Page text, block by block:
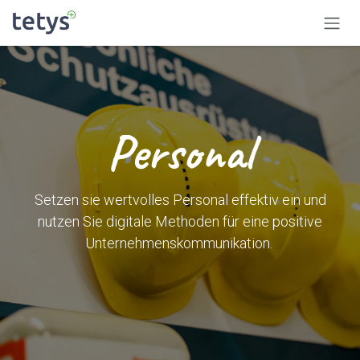
Zum Inhalt springen
Personal
Setzen sie wertvolles Personal effektiv ein und
nutzen Sie digitale Methoden für eine positive
Unternehmenskommunikation.